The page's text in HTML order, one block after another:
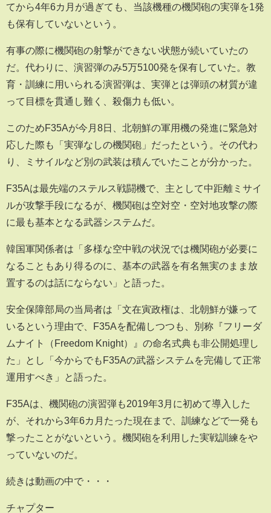
てから4年6カ月が過ぎても、当該機種の機関砲の実弾を1発
も保有していないという。
有事の際に機関砲の射撃ができない状態が続いていたの
だ。代わりに、演習弾のみ5万5100発を保有していた。教
育・訓練に用いられる演習弾は、実弾とは弾頭の材質が違
って目標を貫通し難く、殺傷力も低い。
このためF35Aが今月8日、北朝鮮の軍用機の発進に緊急対
応した際も「実弾なしの機関砲」だったという。その代わ
り、ミサイルなど別の武装は積んでいたことが分かった。
F35Aは最先端のステルス戦闘機で、主として中距離ミサイ
ルが攻撃手段になるが、機関砲は空対空・空対地攻撃の際
に最も基本となる武器システムだ。
韓国軍関係者は「多様な空中戦の状況では機関砲が必要に
なることもあり得るのに、基本の武器を有名無実のまま放
置するのは話にならない」と語った。
安全保障部局の当局者は「文在寅政権は、北朝鮮が嫌って
いるという理由で、F35Aを配備しつつも、別称『フリーダ
ムナイト（Freedom Knight）』の命名式典も非公開処理し
た」とし「今からでもF35Aの武器システムを完備して正常
運用すべき」と語った。
F35Aは、機関砲の演習弾も2019年3月に初めて導入した
が、それから3年6カ月たった現在まで、訓練などで一発も
撃ったことがないという。機関砲を利用した実戦訓練をや
っていないのだ。
続きは動画の中で・・・
チャプター